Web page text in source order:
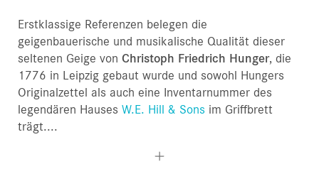
Erstklassige Referenzen belegen die
geigenbauerische und musikalische Qualität dieser
seltenen Geige von Christoph Friedrich Hunger, die
1776 in Leipzig gebaut wurde und sowohl Hungers
Originalzettel als auch eine Inventarnummer des
legendären Hauses W.E. Hill & Sons im Griffbrett
trägt....